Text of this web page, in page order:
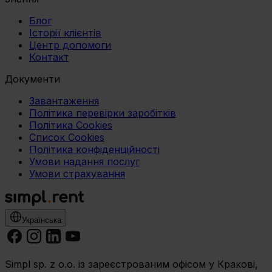
możesz zmienić lub wycofać w każdym czasie. W tym
celu
wybierz czarny przycisk znajdujący się w lewym dolnym
Блог
Історії клієнтів
Центр допомоги
Контакт
Документи
Завантаження
Політика перевірки заробітків
Політика Cookies
Список Cookies
Політика конфіденційності
Умови надання послуг
Умови страхування
Українська
Simpl sp. z o.o. із зареєстрованим офісом у Кракові,